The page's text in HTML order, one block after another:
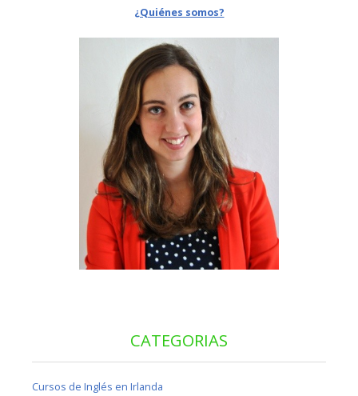
¿Quiénes somos?
CATEGORIAS
Cursos de Inglés en Irlanda